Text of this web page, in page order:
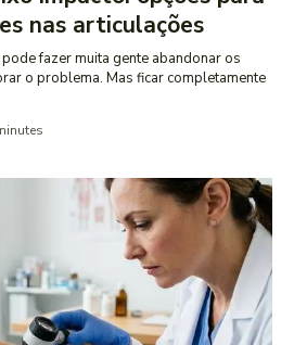
nas articulações
fazer muita gente abandonar os
o problema. Mas ficar completamente